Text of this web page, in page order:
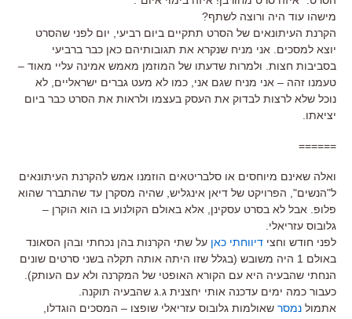
מישהו עוד היה ורוצה לשתף?
הקרנת העיתונאים של הסרט תתקיים ביום רביעי, יום לפני שהסרט
יוצא למסכים. אני מניח שנקרא את תגובותיהם כאן כבר ברביעי
בסביבות חצות. ולמרות שדעתו של המוזמן מאמש אמינה עליי מאוד –
טעמנו זהה – אני מניח שגם אני, כמו לא מעט גברים ישראליים, לא
נוכל שלא לרצות לבדוק את העסק בעצמו ולראות את הסרט כבר ביום
יציאתו.
======
ואלה שאינם מיוחסים או סלבריטאים הוזמנו אמש להקרנת העיתונאים
ל"הנשים", הפרויקט של דיאן אינגליש, שהיה מסקרן עד שהתברר שהוא
פלופ. אבל לא בסרט עסקינן, אלא באולם הקולנוע בו הוא הוקרן –
גלובוס עזריאלי.
לפני חודש וחצי דיווחתי כאן על שתי הקרנות בהן נכחתי ובהן הסאונד
באולם 1 היה משובש (בגלל שזו היתה אותה תקלה בשני סרטים שונים
הנחתי שהבעיה היא עם הקורא האופטי של המקרנה ולא עם העותק).
כעבור כמה ימים עדכנה אותי יחצנית ג.ג שהבעיה תוקנה.
אתמול נמסר שאולמות גלובוס עזריאלי שופצו – המסכים הוגדלו,